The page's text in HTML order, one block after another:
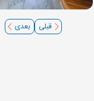
قبلی بعدی